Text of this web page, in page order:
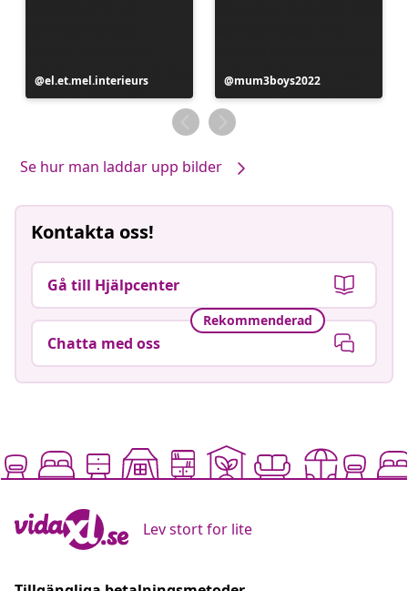
Inlägg
publicerat
el.et.mel.interieurs
Inlägg
publicerat
av
mum3boys2022
Se hur man laddar upp bilder
Kontakta oss!
Gå till Hjälpcenter
Rekommenderad
Chatta med oss
Lev stort for lite